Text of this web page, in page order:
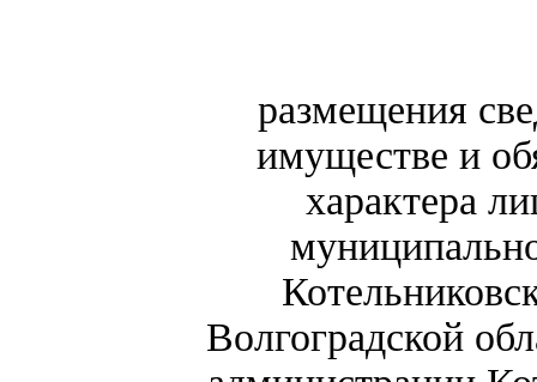
размещения
имуществе и
характера
Волгоградской